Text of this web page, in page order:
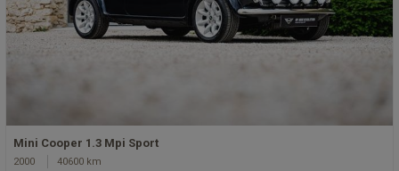
Mini Cooper 1.3 Mpi Sport
2000 40600 km